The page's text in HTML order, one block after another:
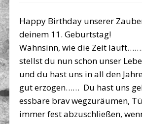
Happy Birthday unserer
deinem 11. Geburtstag!
Wahnsinn, wie die Zeit
stellst du nun schon unser
und du hast uns in all den
gut erzogen…… Du hast uns
essbare brav wegzuräumen,
immer fest abzuschließen,